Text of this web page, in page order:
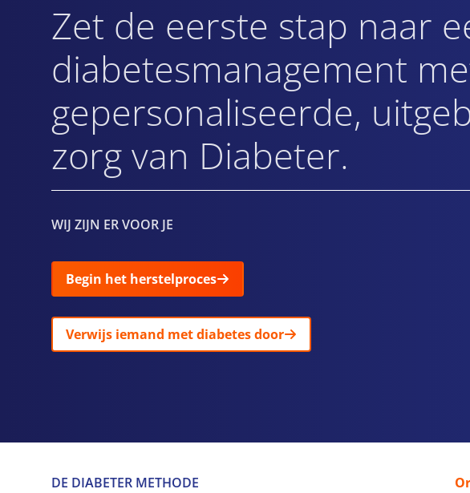
Zet de eerste stap naar
diabetesmanagement
gepersonaliseerde,
zorg van Diabeter.
WIJ ZIJN ER VOOR JE
Begin het herstelproces
Verwijs iemand met diabetes door
DE DIABETER METHODE